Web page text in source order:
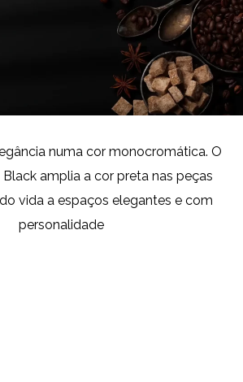
numa cor monocromática. O
amplia a cor preta nas peças
vida a espaços elegantes e com
personalidade